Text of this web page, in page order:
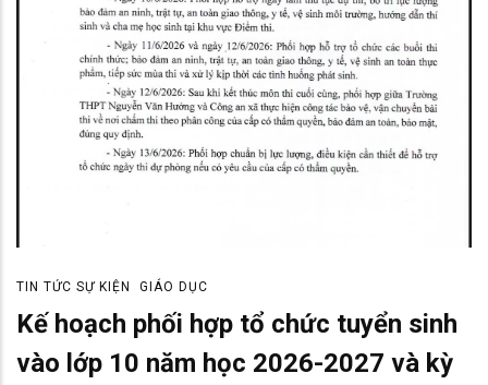
TIN TỨC SỰ KIỆN GIÁO DỤC
Kế hoạch phối hợp tổ chức tuyển sinh
vào lớp 10 năm học 2026-2027 và kỳ